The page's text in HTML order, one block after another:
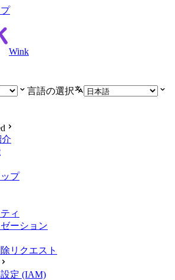
Wink
言語の選択
プ
ィ
ーション
リクエスト
定 (IAM)